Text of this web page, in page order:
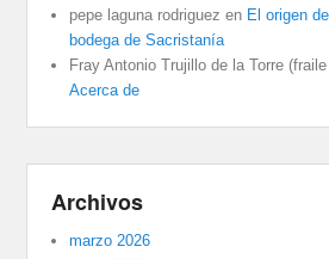
pepe laguna rodriguez en El origen
bodega de Sacristanía
Fray Antonio Trujillo de la Torre
Acerca de
Archivos
marzo 2026